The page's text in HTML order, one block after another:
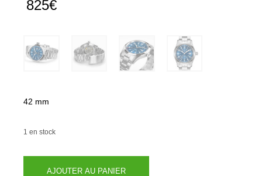
825€
42 mm
1 en stock
AJOUTER AU PANIER